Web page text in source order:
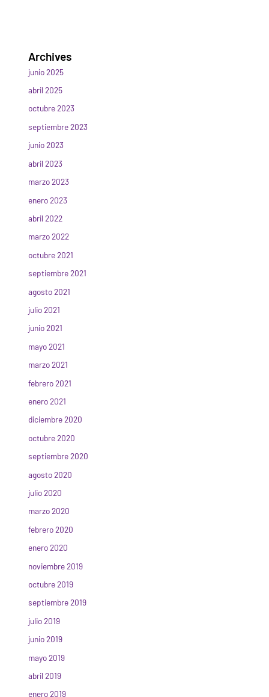
Archives
junio 2025
abril 2025
octubre 2023
septiembre 2023
junio 2023
abril 2023
marzo 2023
enero 2023
abril 2022
marzo 2022
octubre 2021
septiembre 2021
agosto 2021
julio 2021
junio 2021
mayo 2021
marzo 2021
febrero 2021
enero 2021
diciembre 2020
octubre 2020
septiembre 2020
agosto 2020
julio 2020
marzo 2020
febrero 2020
enero 2020
noviembre 2019
octubre 2019
septiembre 2019
julio 2019
junio 2019
mayo 2019
abril 2019
enero 2019